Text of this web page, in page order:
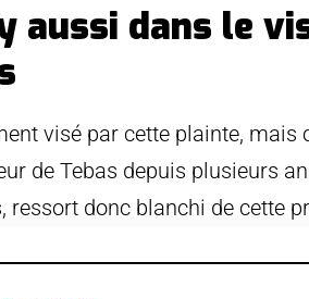
aussi dans le
visé par cette plainte, mais
de Tebas depuis plusieurs
donc blanchi de cette